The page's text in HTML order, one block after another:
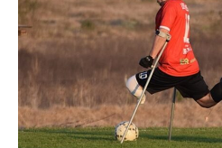
LEGISLACIÓN
UNIVERSO CAD
NOTICIAS
CAD MEDIA